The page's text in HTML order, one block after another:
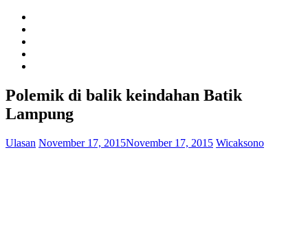
Polemik di balik keindahan Batik
Lampung
Ulasan November 17, 2015November 17, 2015 Wicaksono